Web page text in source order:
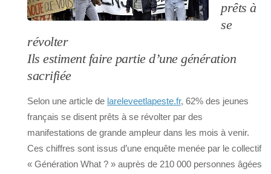
prêts à
se
révolter
Ils estiment faire partie d’une génération
sacrifiée
Selon une article de lareleveetlapeste.fr, 62% des jeunes
français se disent prêts à se révolter par des
manifestations de grande ampleur dans les mois à venir.
Ces chiffres sont issus d’une enquête menée par le collectif
« Génération What ? » auprès de 210 000 personnes âgées